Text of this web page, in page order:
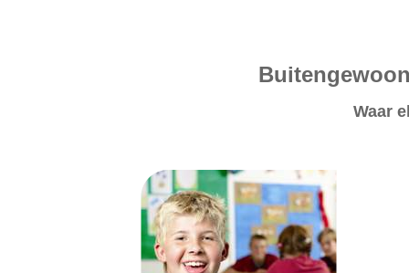
Waar